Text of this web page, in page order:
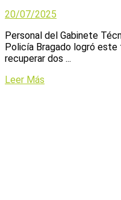
20/07/2025
Personal del Gabinete
Policía Bragado logró
recuperar dos ...
Leer Más